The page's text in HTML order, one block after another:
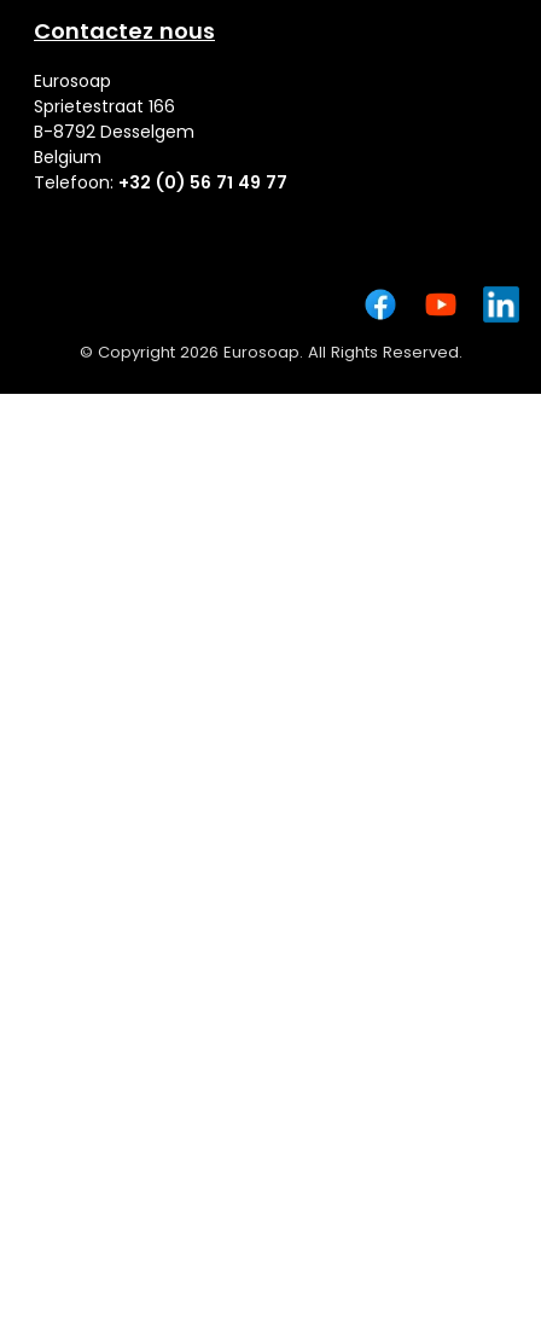
Contactez nous
Eurosoap
Sprietestraat 166
B-8792 Desselgem
Belgium
Telefoon: +32 (0) 56 71 49 77
© Copyright 2026 Eurosoap. All Rights Reserved.